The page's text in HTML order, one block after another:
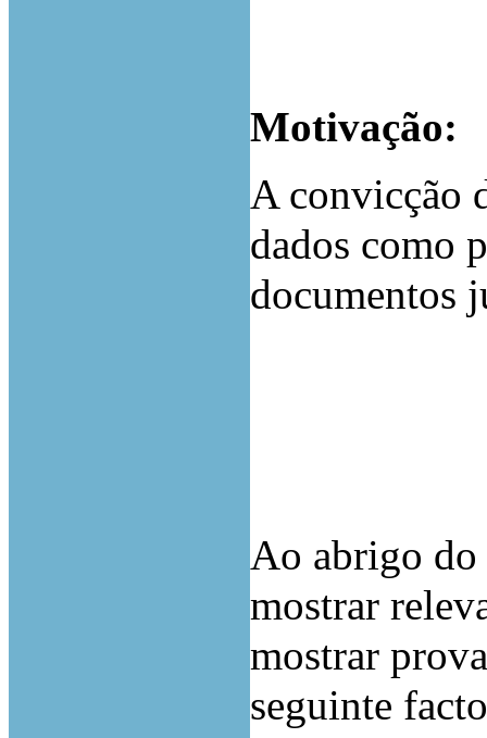
Motivação:
A convicção
dados como
documentos
Ao abrigo do
mostrar
mostrar
seguinte